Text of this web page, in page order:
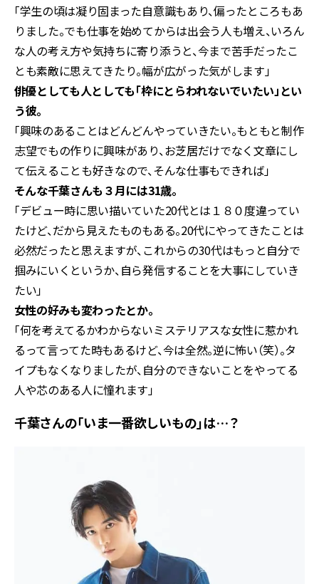
「学生の頃は凝り固まった自意識もあり、偏ったところもあ
りました。でも仕事を始めてからは出会う人も増え、いろん
な人の考え方や気持ちに寄り添うと、今まで苦手だったこ
とも素敵に思えてきたり。幅が広がった気がします」
――俳優としても人としても「枠にとらわれないでいたい」とい
う彼。
「興味のあることはどんどんやっていきたい。もともと制作
志望でもの作りに興味があり、お芝居だけでなく文章にし
て伝えることも好きなので、そんな仕事もできれば」
――そんな千葉さんも３月には31歳。
「デビュー時に思い描いていた20代とは１８０度違ってい
たけど、だから見えたものもある。20代にやってきたことは
必然だったと思えますが、これからの30代はもっと自分で
掴みにいくというか、自ら発信することを大事にしていき
たい」
――女性の好みも変わったとか。
「何を考えてるかわからないミステリアスな女性に惹かれ
るって言ってた時もあるけど、今は全然。逆に怖い（笑）。タ
イプもなくなりましたが、自分のできないことをやってる
人や芯のある人に憧れます」
千葉さんの「いま一番欲しいもの」は…？